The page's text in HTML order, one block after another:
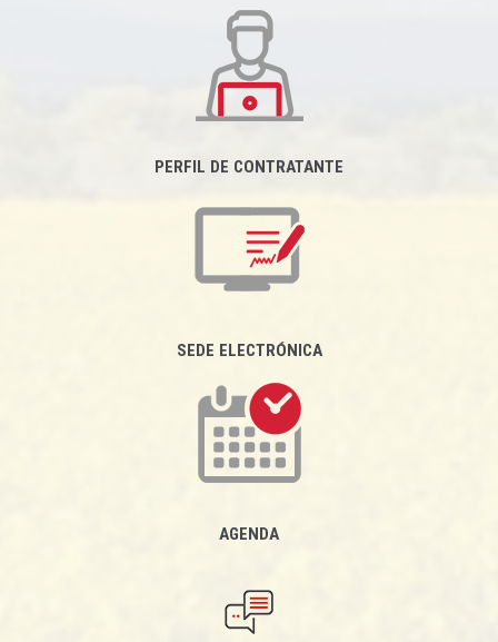
PERFIL DE CONTRATANTE
SEDE ELECTRÓNICA
AGENDA